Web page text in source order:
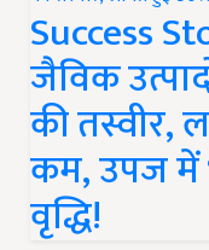
Success
जैविक
की तस्वीर,
कम, उपज में
वृद्धि!